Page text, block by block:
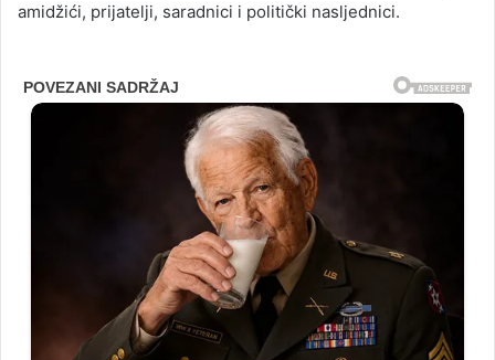
amidžići, prijatelji, saradnici i politički nasljednici.